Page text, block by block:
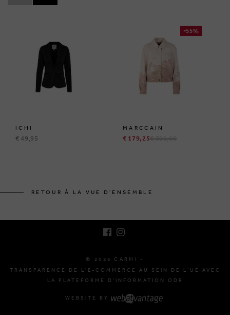
ICHI
€ 49,95
-55%
MARCCAIN
€ 179,25€ 399,00
RETOUR À LA VUE D'ENSEMBLE
© 2026 CARMI -
TRANSPARENCE DE L'E-COMMERCE AU SEIN DE L'UE AVEC
LA PLATEFORME D'INFORMATION ODR
WEBSITE BY